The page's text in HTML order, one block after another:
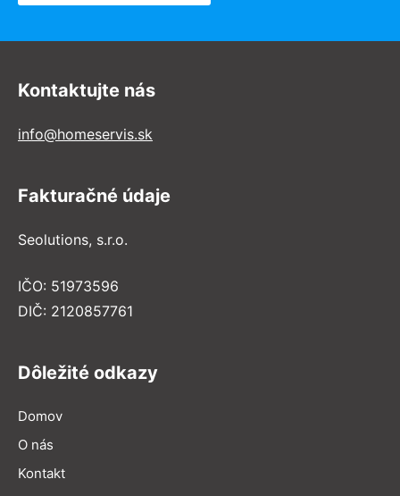
Kontaktujte nás
info@homeservis.sk
Fakturačné údaje
Seolutions, s.r.o.
IČO: 51973596
DIČ: 2120857761
Dôležité odkazy
Domov
O nás
Kontakt